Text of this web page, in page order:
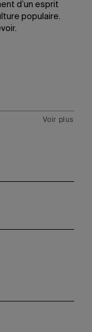
d’un esprit
populaire.
Voir plus